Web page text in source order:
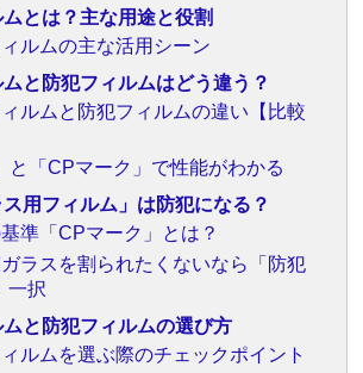
とは？主な用途と役割
ルムの主な活用シーン
と防犯フィルムはどう違う？
ルムと防犯フィルムの違い【比較
と「CPマーク」で性能がわかる
ス用フィルム」は防犯になる？
準「CPマーク」とは？
ラスを割られたくないなら「防犯
一択
と防犯フィルムの選び方
ルムを選ぶ際のチェックポイント